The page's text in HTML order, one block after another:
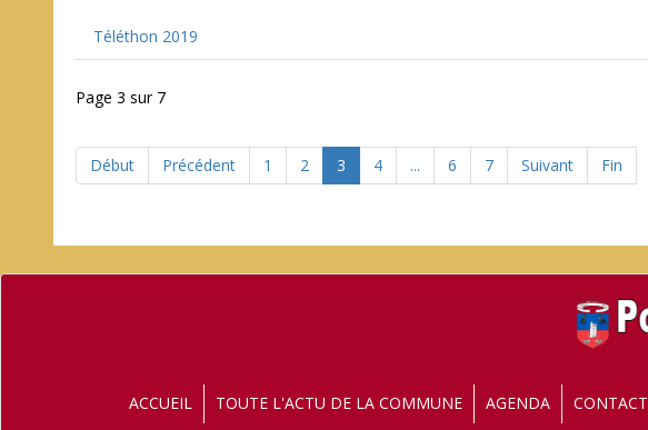
Téléthon 2019
Page 3 sur 7
Début Précédent 1 2 3 4 ... 6 7 Suivant Fin
ACCUEIL TOUTE L'ACTU DE LA COMMUNE AGENDA CONTACT